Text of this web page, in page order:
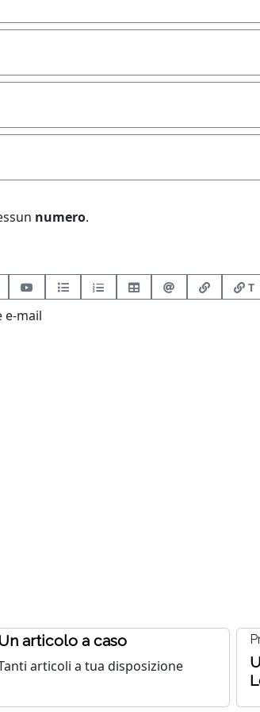
numero.
T
e-mail
articolo a caso
articoli a tua disposizione